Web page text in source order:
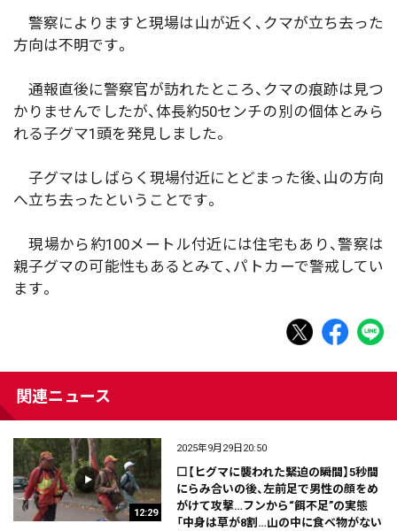
警察によりますと現場は山が近く、クマが立ち去った
方向は不明です。
通報直後に警察官が訪れたところ、クマの痕跡は見つ
かりませんでしたが、体長約50センチの別の個体とみら
れる子グマ1頭を発見しました。
子グマはしばらく現場付近にとどまった後、山の方向
へ立ち去ったということです。
現場から約100メートル付近には住宅もあり、警察は
親子グマの可能性もあるとみて、パトカーで警戒してい
ます。
関連ニュース
12:29
2025年9月29日20:50
⬜【ヒグマに襲われた緊迫の瞬間】5秒間
にらみ合いの後、左前足で男性の顔をめ
がけて攻撃…フンから“餌不足”の実態
「中身は草が8割…山の中に食べ物がない